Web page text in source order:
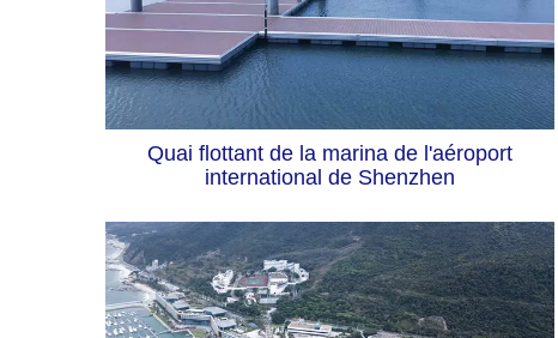
Quai flottant de la marina de l'aéroport
international de Shenzhen